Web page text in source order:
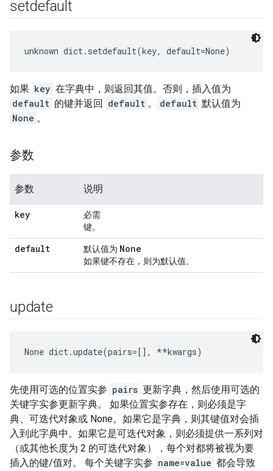
setdefault
unknown dict.setdefault(key, default=None)
如果 key 在字典中，则返回其值。否则，插入值为
default 的键并返回 default 。 default 默认值为
None 。
参数
参数 说明
key
必需
键。
default 默认值为 None
如果键不存在，则为默认值。
update
None dict.update(pairs=[], **kwargs)
先使用可选的位置实参 pairs 更新字典，然后使用可选的
关键字实参更新字典。 如果位置实参存在，则必须是字
典、可迭代对象或 None。如果它是字典，则其键值对会插
入到此字典中。如果它是可迭代对象，则必须提供一系列对
（或其他长度为 2 的可迭代对象），每个对都将被视为要
插入的键/值对。 每个关键字实参 name=value 都会导致